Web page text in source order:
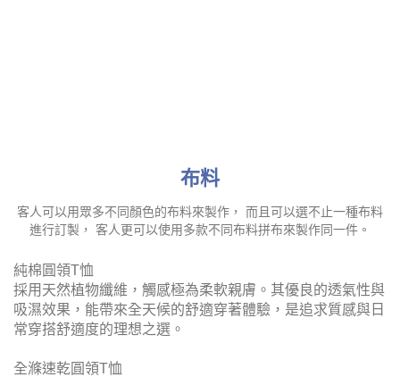
布料
客人可以用眾多不同顏色的布料來製作， 而且可以選不止一種布料
進行訂製， 客人更可以使用多款不同布料拼布來製作同一件。
純棉圓領T恤
採用天然植物纖維，觸感極為柔軟親膚。其優良的透氣性與
吸濕效果，能帶來全天候的舒適穿著體驗，是追求質感與日
常穿搭舒適度的理想之選。
全滌速乾圓領T恤